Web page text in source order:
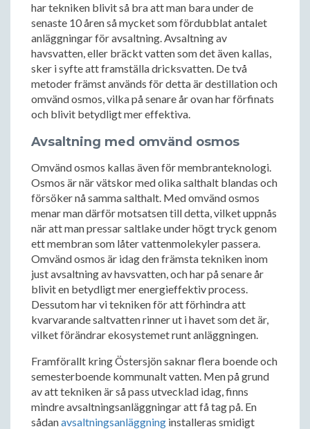
har tekniken blivit så bra att man bara under de
senaste 10 åren så mycket som fördubblat antalet
anläggningar för avsaltning. Avsaltning av
havsvatten, eller bräckt vatten som det även kallas,
sker i syfte att framställa dricksvatten. De två
metoder främst används för detta är destillation och
omvänd osmos, vilka på senare år ovan har förfinats
och blivit betydligt mer effektiva.
Avsaltning med omvänd osmos
Omvänd osmos kallas även för membranteknologi.
Osmos är när vätskor med olika salthalt blandas och
försöker nå samma salthalt. Med omvänd osmos
menar man därför motsatsen till detta, vilket uppnås
när att man pressar saltlake under högt tryck genom
ett membran som låter vattenmolekyler passera.
Omvänd osmos är idag den främsta tekniken inom
just avsaltning av havsvatten, och har på senare år
blivit en betydligt mer energieffektiv process.
Dessutom har vi tekniken för att förhindra att
kvarvarande saltvatten rinner ut i havet som det är,
vilket förändrar ekosystemet runt anläggningen.
Framförallt kring Östersjön saknar flera boende och
semesterboende kommunalt vatten. Men på grund
av att tekniken är så pass utvecklad idag, finns
mindre avsaltningsanläggningar att få tag på. En
sådanavsaltningsanläggning installeras smidigt